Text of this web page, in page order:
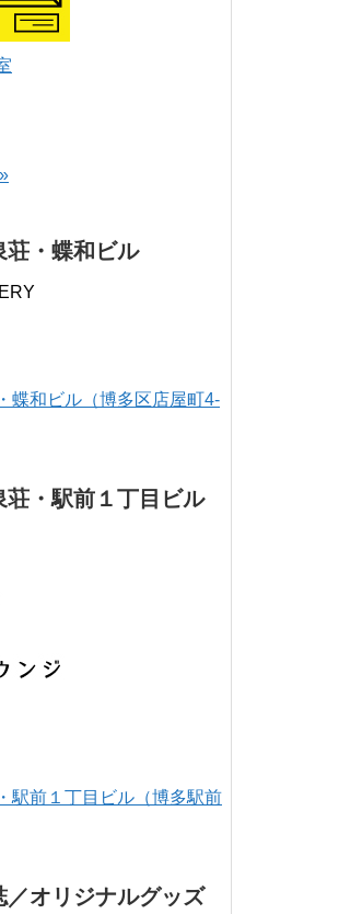
荘・蝶和ビル
蝶和ビル（博多区店屋町4-
荘・駅前１丁目ビル
駅前１丁目ビル（博多駅前
／オリジナルグッズ